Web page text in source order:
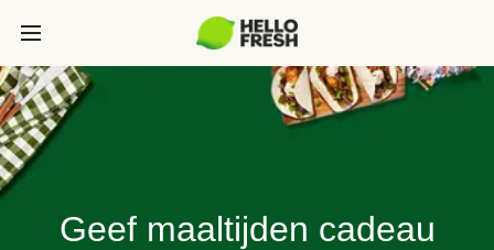
Geef maaltijden cadeau